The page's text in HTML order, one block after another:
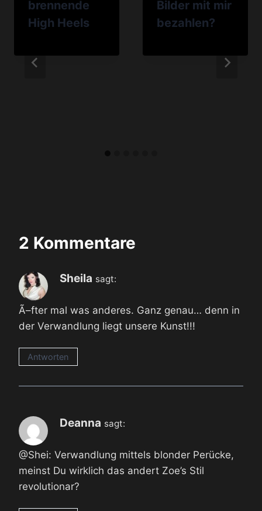
brennende
High Heels
Bilder mit mir
bezahlen?
2 Kommentare
Sheila sagt:
Ã–fter mal was anderes. Ganz genau… denn in
der Verwandlung liegt unsere Kunst!!!
Antworten
Deanna sagt:
@Shei: Verwandlung mittels blonder Perücke,
meinst Du wirklich das andert Zoe’s Stil
revolutionar?